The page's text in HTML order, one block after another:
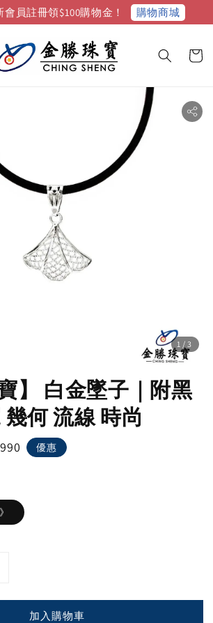
會員註冊領$100購物金！ 購物商城
1 /3
】 白金墜子｜附黑
何 流線 時尚
優惠
加入購物車